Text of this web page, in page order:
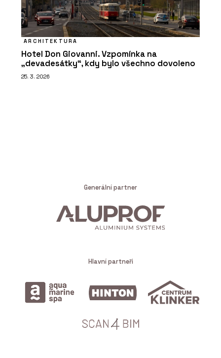
ARCHITEKTURA
Hotel Don Giovanni. Vzpomínka na
„devadesátky“, kdy bylo všechno dovoleno
25. 3. 2026
Generální partner
Hlavní partneři